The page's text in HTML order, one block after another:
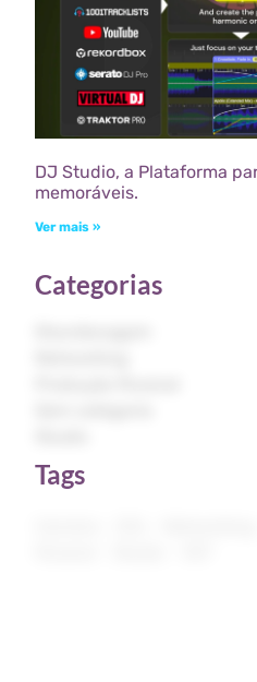
DJ Studio, a Plataforma
memoráveis.
Ver mais »
Categorias
Tags